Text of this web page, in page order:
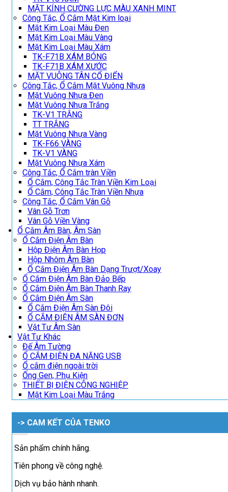
MẶT KÍNH CƯỜNG LỰC MÀU XANH MINT
Công Tắc, Ổ Cắm Mặt Kim loại
Mặt Kim Loại Màu Đen
Mặt Kim Loại Màu Vàng
Mặt Kim Loại Màu Xám
TK-F71B XÁM BÓNG
TK-F71B XÁM XƯỚC
MẶT VUÔNG TÂN CỔ ĐIỂN
Công Tắc, Ổ Cắm Mặt Vuông Nhựa
Mặt Vuông Nhựa Đen
Mặt Vuông Nhựa Trắng
TK-V1 TRẮNG
TT TRẮNG
Mặt Vuông Nhựa Vàng
TK-F66 VÀNG
TK-V1 VÀNG
Mặt Vuông Nhựa Xám
Công Tắc, Ổ Cắm tràn Viền
Ổ Cắm, Công Tắc Tràn Viền Kim Loại
Ổ Cắm, Công Tắc Tràn Viền Nhựa
Công Tắc, Ổ Cắm Vân Gỗ
Vân Gỗ Trơn
Vân Gỗ Viền Vàng
Ổ Cắm Âm Bàn, Âm Sàn
Ổ Cắm Điện Âm Bàn
Hộp Điện Âm Bàn Họp
Hộp Nhôm Âm Bàn
Ổ Cắm Điện Âm Bàn Dạng Trượt/Xoay
Ổ Cắm Điện Âm Bàn Đảo Bếp
Ổ Cắm Điện Âm Bàn Thanh Ray
Ổ Cắm Điện Âm Sàn
Ổ Cắm Điện Âm Sàn Đôi
Ổ CẮM ĐIỆN ÂM SÀN ĐƠN
Vật Tư Âm Sàn
Vật Tư Khác
Đế Âm Tường
Ổ CẮM ĐIỆN ĐA NĂNG USB
Ổ cắm điện ngoài trời
Ống Gen, Phụ Kiện
THIẾT BỊ ĐIỆN CÔNG NGHIỆP
Mặt Kim Loại Màu Trắng
-> CAM KẾT CỦA TENKO
Sản phẩm chính hãng.
Tiên phong về công nghệ.
Dịch vụ bảo hành nhanh.